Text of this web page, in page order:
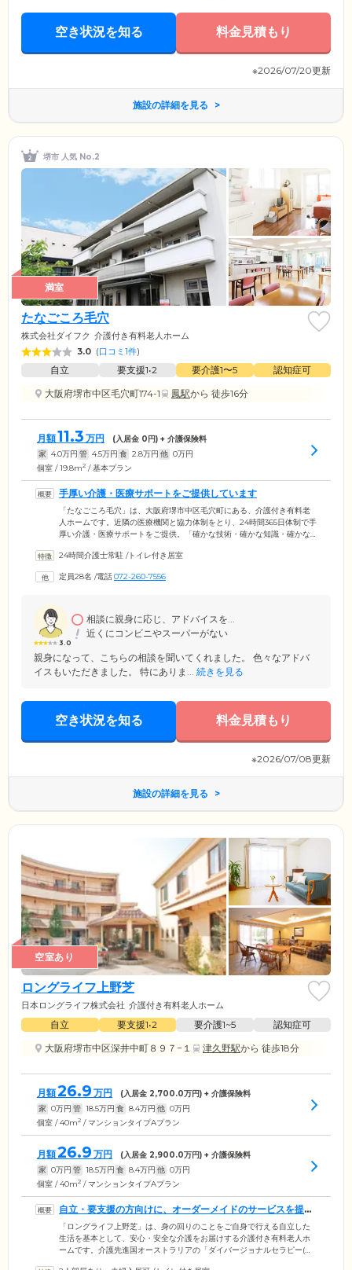
空き状況を知る 料金見積もり
※2026/07/20更新
施設の詳細を見る
堺市 人気 No.2
満室
たなごころ毛穴
株式会社ダイフク 介護付き有料老人ホーム
3.0 (口コミ1件)
自立 要支援1•2 要介護1〜5
認知症可
大阪府堺市中区毛穴町174-1
鳳駅から 徒歩16分
月額11.3 万円 (入居金 0円) + 介護保険料
家 4.0万円 管 4.5万円 食 2.8万円 他 0万円
個室 / 19.8m2 / 基本プラン
手厚い介護・医療サポートをご提供しています
「たなごころ毛穴」は、大阪府堺市中区毛穴町にある、介護付き有料老
人ホームです。近隣の医療機関と協力体制をとり、24時間365日体制で手
厚い介護・医療サポートをご提供。「確かな技術・確かな知識・確かな
め細やかに寄り添っています。さらに、自社で「訪問看護サービス」を
日々の健康管理はもちろん、生活相談や緊急時のご対応まで、迅速に行
24時間介護士常駐 /トイレ付き居室
定員28名 /電話072-260-7556
3.0
相談に親身に応じ、アドバイスを...
近くにコンビニやスーパーがない
親身になって、こちらの相談を聞いてくれました。 色々なアドバ
イスもいただきました。 特にありま... 続きを見る
空き状況を知る 料金見積もり
※2026/07/08更新
施設の詳細を見る
空室あり
ロングライフ上野芝
日本ロングライフ株式会社 介護付き有料老人ホーム
自立 要支援1•2 要介護1~5
認知症可
大阪府堺市中区深井中町８９７−１
津久野駅から 徒歩18分
月額26.9 万円 (入居金 2,700.0万円) + 介護保険料
家 0万円 管 18.5万円 食 8.4万円 他 0万円
個室 / 40m2 / マンションタイプAプラン
月額26.9 万円 (入居金 2,900.0万円) + 介護保険料
家 0万円 管 18.5万円 食 8.4万円 他 0万円
個室 / 40m2 / マンションタイプAプラン
自立・要支援の方向けに、オーダーメイドのサービスを提供
します
「ロングライフ上野芝」は、身の回りのことをご自身で行える自立した
生活を基本として、安心・安全な介護をお届けする介護付き有料老人ホ
ームです。介護先進国オーストラリアの「ダイバージョナルセラピー(気